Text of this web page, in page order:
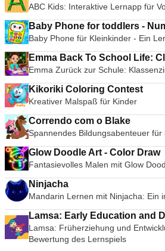
ABC Kids: Interaktive Lernapp für
Baby Phone für Kleinkinder - Ein
Emma Back To School Life:
Emma Zurück zur Schule:
Kikoriki Coloring Contest
Kreativer Malspaß für Kinder
Correndo com o Blake
Spannendes Bildungsabenteuer für
Glow Doodle Art - Color Draw
Fantasievolles Malen mit Glow
Ninjacha
Mandarin Lernen mit Ninjacha: Ein
Lamsa: Early Education and
Lamsa: Früherziehung und
Bewertung des Lernspiels